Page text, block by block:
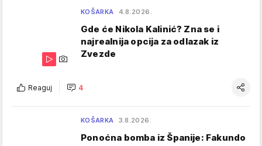
KOŠARKA 4.8.2026.
Gde će Nikola Kalinić? Zna se i
najrealnija opcija za odlazak iz
Zvezde
Reaguj 4
KOŠARKA 3.8.2026.
Ponoćna bomba iz Španije: Fakundo